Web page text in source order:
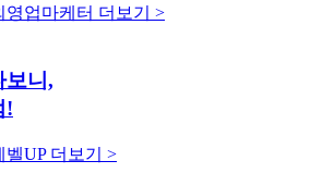
영업마케터 더보기 >
보니,
!
벨UP 더보기 >